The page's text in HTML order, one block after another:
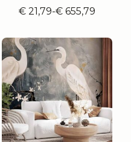
€21,79-€655,79
Prijsklasse:
tot
€ 655,79